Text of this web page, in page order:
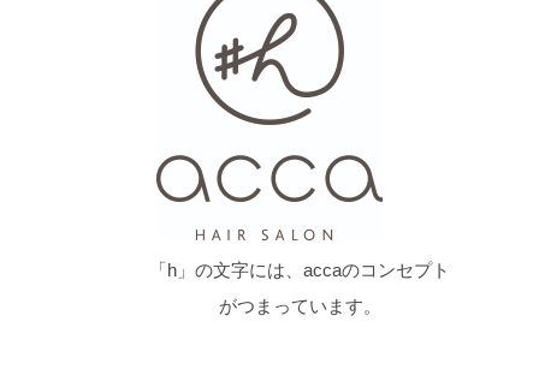
「h」の文字には、accaのコンセプト
がつまっています。